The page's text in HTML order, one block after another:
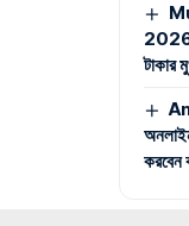
2026:
টাকার
করবেন